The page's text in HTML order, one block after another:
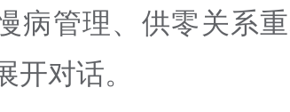
病管理、供零关系
开对话。